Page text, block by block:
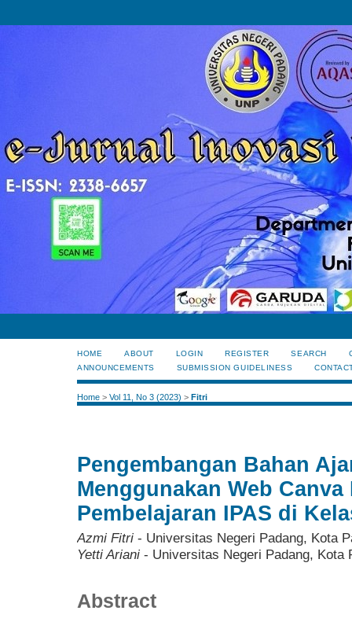
HOME ABOUT LOGIN REGISTER SEARCH
ANNOUNCEMENTS
SUBMISSION GUIDELINESS
Home > Vol 11, No 3 (2023) > Fitri
Pengembangan Bahan
Menggunakan Web Canva
Pembelajaran IPAS di
Azmi Fitri - Universitas Negeri Padang, Kota
Yetti Ariani - Universitas Negeri Padang, Kota
Abstract